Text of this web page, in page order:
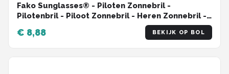
Fako Sunglasses® - Piloten Zonnebril -
Pilotenbril - Piloot Zonnebril - Heren Zonnebril -
€ 8,88 BEKIJK OP BOL